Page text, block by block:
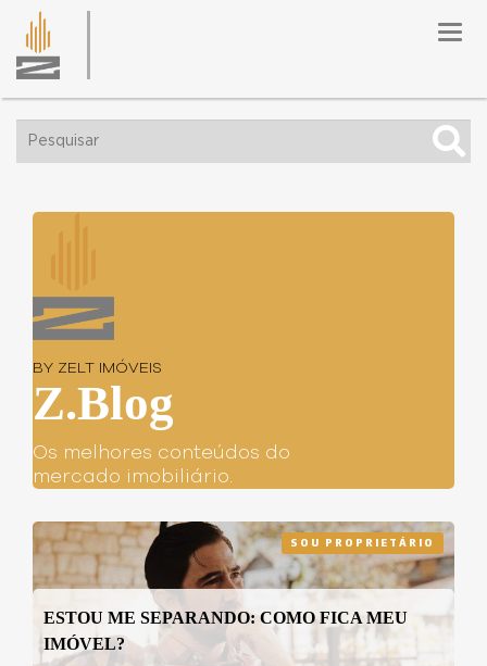
BY ZELT IMÓVEIS
Z.Blog
Os melhores conteúdos do
mercado imobiliário.
SOU PROPRIETÁRIO
ESTOU ME SEPARANDO: COMO FICA MEU
IMÓVEL?